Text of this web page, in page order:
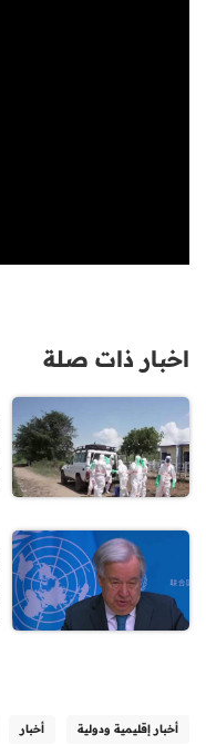
اخبار ذات صلة
أخبار إقليمية ودولية أخبار